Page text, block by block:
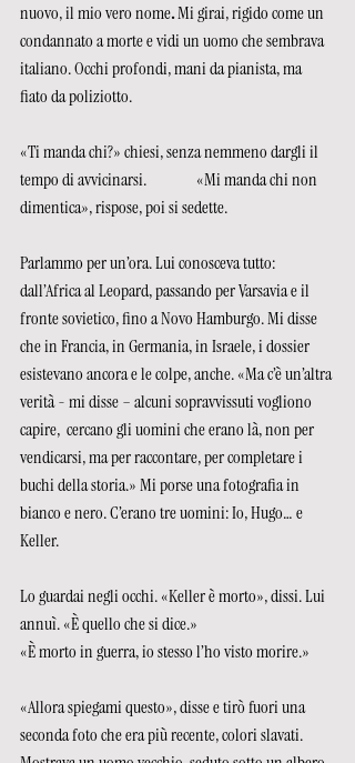
nuovo, il mio vero nome. Mi girai, rigido come un
condannato a morte e vidi un uomo che sembrava
italiano. Occhi profondi, mani da pianista, ma
fiato da poliziotto.
«Ti manda chi?» chiesi, senza nemmeno dargli il
tempo di avvicinarsi.               «Mi manda chi non
dimentica», rispose, poi si sedette.
Parlammo per un’ora. Lui conosceva tutto:
dall’Africa al Leopard, passando per Varsavia e il
fronte sovietico, fino a Novo Hamburgo. Mi disse
che in Francia, in Germania, in Israele, i dossier
esistevano ancora e le colpe, anche. «Ma c’è un’altra
verità - mi disse – alcuni sopravvissuti vogliono
capire,  cercano gli uomini che erano là, non per
vendicarsi, ma per raccontare, per completare i
buchi della storia.» Mi porse una fotografia in
bianco e nero. C’erano tre uomini: Io, Hugo… e
Keller.
Lo guardai negli occhi. «Keller è morto», dissi. Lui
annuì. «È quello che si dice.»
«È morto in guerra, io stesso l’ho visto morire.»
«Allora spiegami questo», disse e tirò fuori una
seconda foto che era più recente, colori slavati.